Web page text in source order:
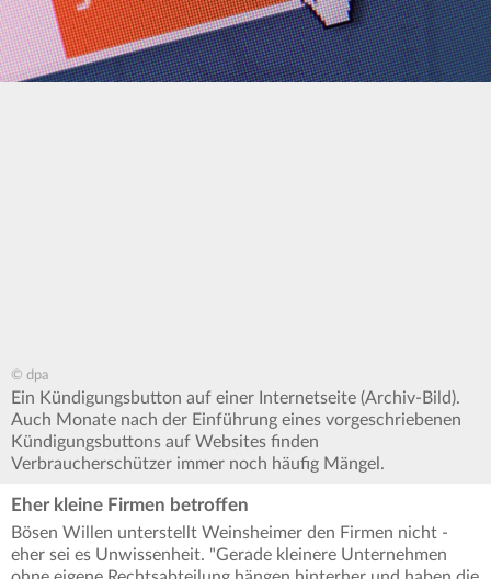
© dpa
Ein Kündigungsbutton auf einer Internetseite (Archiv-Bild).
Auch Monate nach der Einführung eines vorgeschriebenen
Kündigungsbuttons auf Websites finden
Verbraucherschützer immer noch häufig Mängel.
Eher kleine Firmen betroffen
Bösen Willen unterstellt Weinsheimer den Firmen nicht -
eher sei es Unwissenheit. "Gerade kleinere Unternehmen